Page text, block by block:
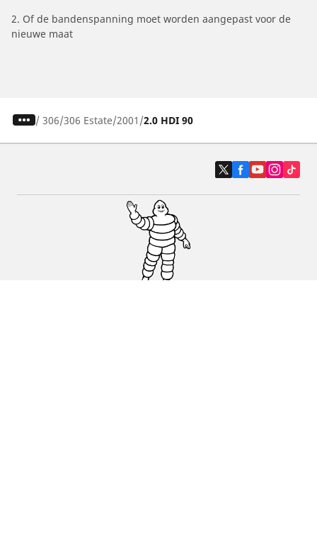
2. Of de bandenspanning moet worden aangepast voor de
nieuwe maat
/ 306 306 Estate 2001 2.0 HDI 90